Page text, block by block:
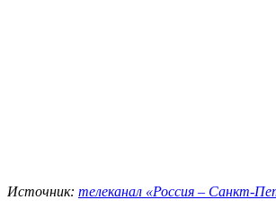
Источник: телеканал «Россия – Санкт-